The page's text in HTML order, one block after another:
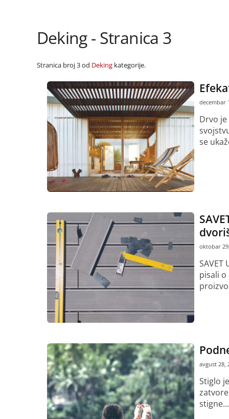
Deking - Stranica 3
Stranica broj 3 od Dekingkategorije.
decembar
Drvo
se
oktobar
SAVET
pisali
avgust 28,
Stiglo
stigne...